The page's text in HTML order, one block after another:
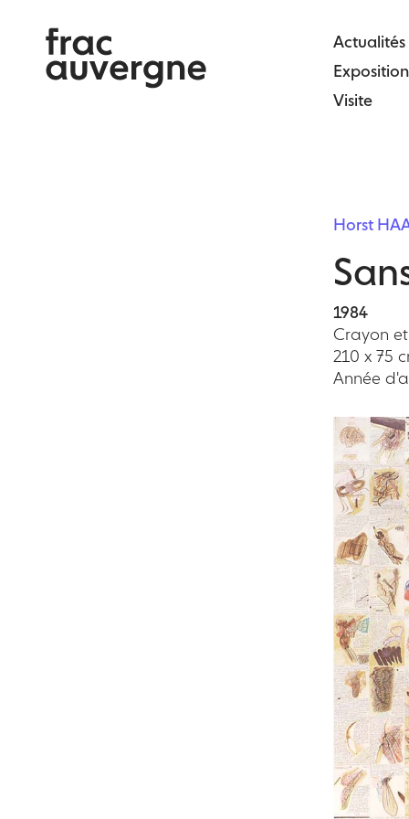
content
Actualités
Visite
Horst
1984
Crayon
210 x 75
Année